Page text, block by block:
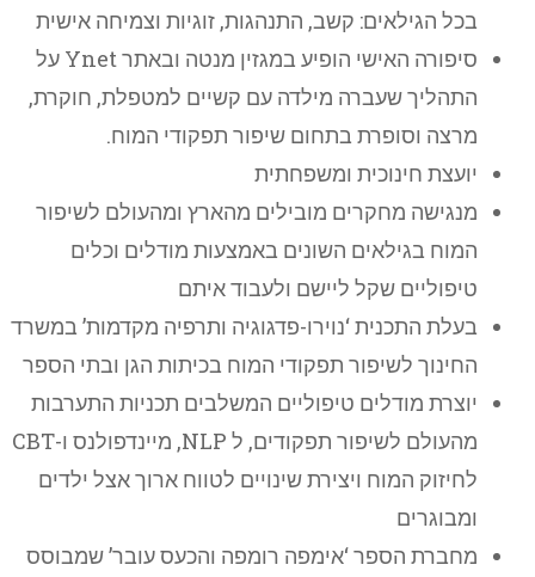
בכל הגילאים: קשב, התנהגות, זוגיות וצמיחה אישית
סיפורה האישי הופיע במגזין מנטה ובאתר Ynet על
התהליך שעברה מילדה עם קשיים למטפלת, חוקרת,
מרצה וסופרת בתחום שיפור תפקודי המוח.
יועצת חינוכית ומשפחתית
מנגישה מחקרים מובילים מהארץ ומהעולם לשיפור
המוח בגילאים השונים באמצעות מודלים וכלים
טיפוליים שקל ליישם ולעבוד איתם
בעלת התכנית ‘נוירו-פדגוגיה ותרפיה מקדמות’ במשרד
החינוך לשיפור תפקודי המוח בכיתות הגן ובתי הספר
יוצרת מודלים טיפוליים המשלבים תכניות התערבות
מהעולם לשיפור תפקודים, ל NLP, מיינדפולנס ו-CBT
לחיזוק המוח ויצירת שינויים לטווח ארוך אצל ילדים
ומבוגרים
מחברת הספר ‘אימפה רומפה והכעס עובר’ שמבוסס